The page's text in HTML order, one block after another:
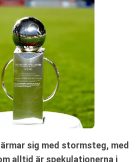
sig med stormsteg, med
alltid är spekulationerna i